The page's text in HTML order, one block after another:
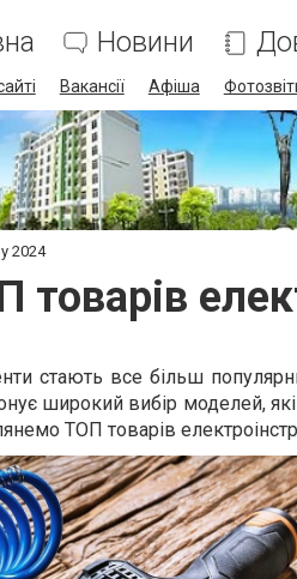
Новини
Вакансії Афіша
2024
товарів
стають все більш
широкий вибір моделей,
ТОП товарів